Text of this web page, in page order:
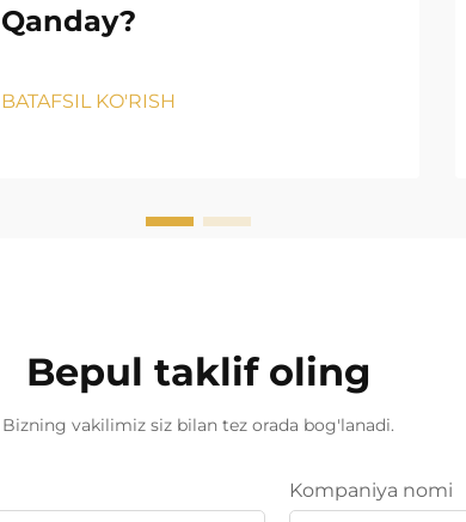
Qanday?
BATAFSIL KO'RISH
Bepul taklif oling
Bizning vakilimiz siz bilan tez orada bog'lanadi.
Kompaniya nomi